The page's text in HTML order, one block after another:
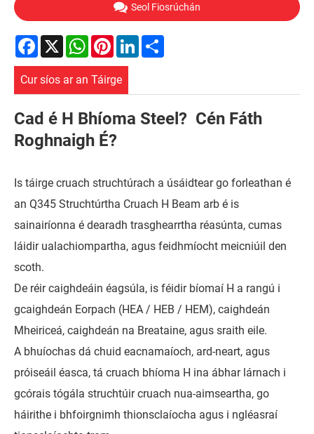
Seol Fiosrúchán
Facebook
X WhatsApp
PinterestLinkedIn
Cur síos ar an Táirge
Cad é H Bhíoma Steel? Cén Fáth
Roghnaigh É?
Is táirge cruach struchtúrach a úsáidtear go forleathan é
an Q345 Struchtúrtha Cruach H Beam arb é is
sainairíonna é dearadh trasghearrtha réasúnta, cumas
láidir ualachiompartha, agus feidhmíocht meicniúil den
scoth.
De réir caighdeáin éagsúla, is féidir bíomaí H a rangú i
gcaighdeán Eorpach (HEA / HEB / HEM), caighdeán
Mheiriceá, caighdeán na Breataine, agus sraith eile.
A bhuíochas dá chuid eacnamaíoch, ard-neart, agus
próiseáil éasca, tá cruach bhíoma H ina ábhar lárnach i
gcórais tógála struchtúir cruach nua-aimseartha, go
háirithe i bhfoirgnimh thionsclaíocha agus i ngléasraí